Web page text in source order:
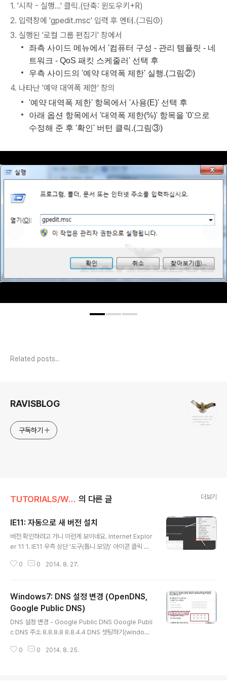
1. '시작 - 실행...' 클릭.(단축: 윈도우키+R)
2. 입력창에 'gpedit.msc' 입력 후 엔터.(그림①)
3. 실행된 '로컬 그룹 편집기' 창에서
좌측 사이드 메뉴에서 '컴퓨터 구성 - 관리 템플릿 - 네
트워크 - QoS 패킷 스케줄러' 선택 후
우측 사이드의 '예약 대역폭 제한' 실행.(그림②)
4. 나타난 '예약 대역폭 제한' 창의
'예약 대역폭 제한' 항목에서 '사용(E)' 선택 후
아래 옵션 항목에서 '대역폭 제한(%)' 항목을 '0'으로
수정해 준 후 '확인' 버턴 클릭.(그림③)
Related posts..
RAVISBLOG
구독하기
TUTORIALS/WINDOWS 의 다른 글 더보기
IE11: 자동으로 새 버전 설치
버전 확인하려고 가니 이런게 보이네요. Internet Explor
er 11 1. IE11 우측 상단 '도구(톱니 모양)' 아이콘 클릭 후 'I
새 버전 설치(I)' 체크 박스가 보입니다.(그림②) - IE10: 윈
나타나지 않게 하기 - IE8: 리모델링(Remodeling) 팁 모
음 - IE8: 알아두면 유용(?)한 팁(Tip) 모음 - Windows I
E(Internet Explorer)8 정식 릴리즈 - IE(Internet Expl
orer): 업데이트(UPDATE) 정보 모음 - ..
0 0 2014. 8. 27.
Windows7: DNS 설정 변경 (OpenDNS,
Google Public DNS)
DNS 설정 변경 - Google Public DNS Google Publi
c DNS 주소 8.8.8.8 8.8.4.4 DNS 셋팅하기(windows
설정 하실 수 있습니다. 아래 그림과 같이 'DNS 서버 주소'
0 0 2014. 8. 25.